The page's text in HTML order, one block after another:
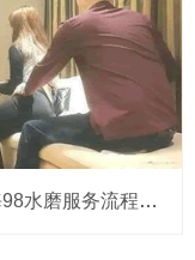
上海98水磨服务流程测评